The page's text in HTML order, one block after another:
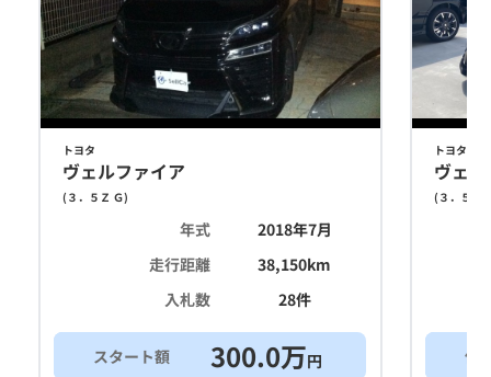
トヨタ
ヴェルファイア
( ３．５Ｚ Ｇ)
年式
2018年7月
走行距離
38,150km
入札数
28件
スタート額 300.0万円
トヨタ
ヴェ
( ３．５Ｚ
他